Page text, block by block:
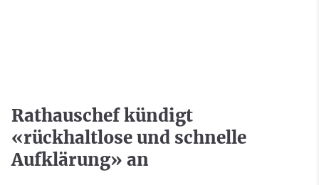
Rathauschef kündigt
«rückhaltlose und schnelle
Aufklärung» an